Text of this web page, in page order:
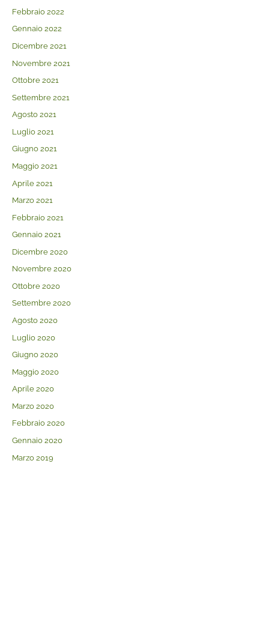
Febbraio 2022
Gennaio 2022
Dicembre 2021
Novembre 2021
Ottobre 2021
Settembre 2021
Agosto 2021
Luglio 2021
Giugno 2021
Maggio 2021
Aprile 2021
Marzo 2021
Febbraio 2021
Gennaio 2021
Dicembre 2020
Novembre 2020
Ottobre 2020
Settembre 2020
Agosto 2020
Luglio 2020
Giugno 2020
Maggio 2020
Aprile 2020
Marzo 2020
Febbraio 2020
Gennaio 2020
Marzo 2019